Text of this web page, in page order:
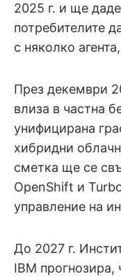
2025 г. и ще
потребителите
с няколко
През декември
влиза в частна
унифицирана
хибридни
сметка ще се
OpenShift и
управление на
До 2027 г.
IBM прогнозира,